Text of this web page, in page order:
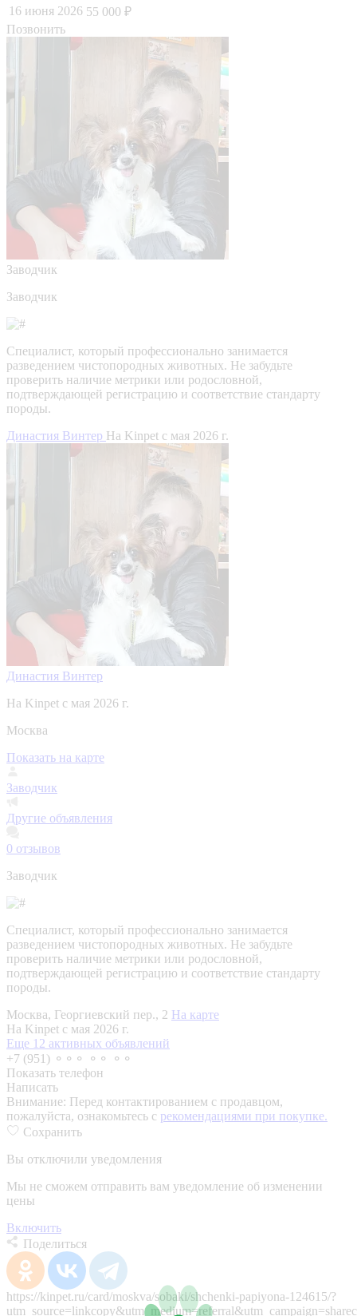
16 июня 2026 55 000 ₽
Позвонить
Заводчик
Заводчик
Специалист, который профессионально занимается
разведением чистопородных животных. Не забудьте
проверить наличие метрики или родословной,
подтверждающей регистрацию и соответствие стандарту
породы.
Династия Винтер На Kinpet c мая 2026 г.
Династия Винтер
На Kinpet c мая 2026 г.
Москва
Показать на карте
Заводчик
Другие объявления
0 отзывов
Заводчик
Специалист, который профессионально занимается
разведением чистопородных животных. Не забудьте
проверить наличие метрики или родословной,
подтверждающей регистрацию и соответствие стандарту
породы.
Москва, Георгиевский пер., 2 На карте
На Kinpet c мая 2026 г.
Еще 12 активных объявлений
+7 (951) ⚬⚬⚬ ⚬⚬ ⚬⚬
Показать телефон
Написать
Внимание: Перед контактированием с продавцом,
пожалуйста, ознакомьтесь с рекомендациями при покупке.
Сохранить
Вы отключили уведомления
Мы не сможем отправить вам уведомление об изменении
цены
Включить
Поделиться
https://kinpet.ru/card/moskva/sobaki/shchenki-papiyona-124615/?